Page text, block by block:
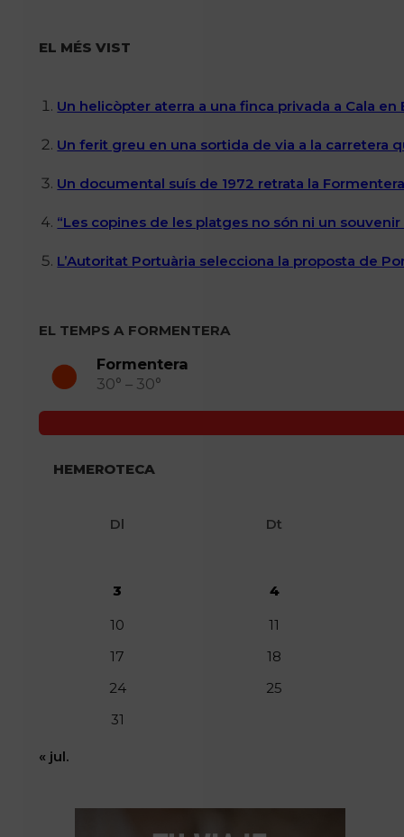
EL MÉS VIST
Un helicòpter aterra a una finca privada a Cala
Un ferit greu en una sortida de via a la carretera
Un documental suís de 1972 retrata la
“Les copines de les platges no són ni un
L’Autoritat Portuària selecciona la proposta de
EL TEMPS A FORMENTERA
Formentera
30° – 30°
HEMEROTECA
Dl Dt
3
4
10
11
17
18
24
25
31
« jul.